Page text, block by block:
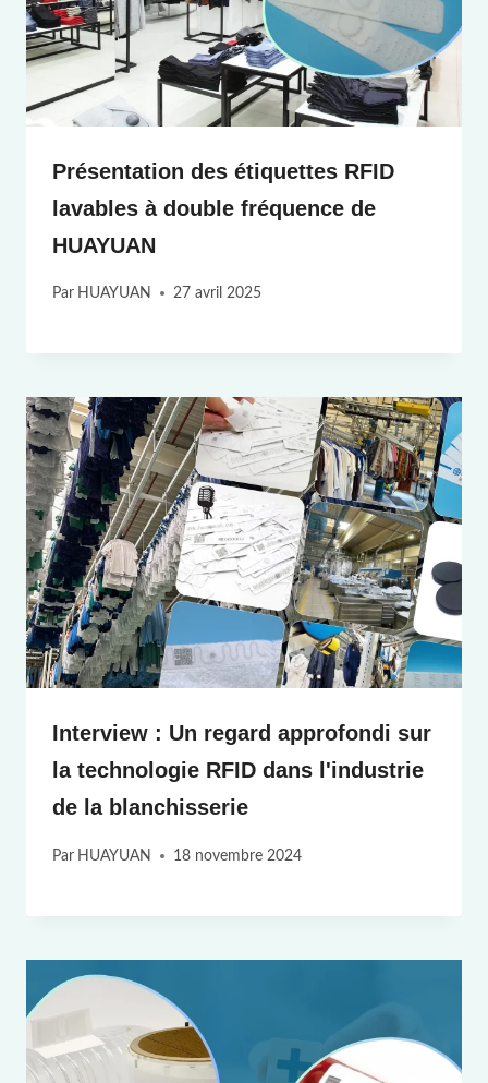
Présentation des étiquettes RFID
lavables à double fréquence de
HUAYUAN
Par HUAYUAN 27 avril 2025
Interview : Un regard approfondi sur
la technologie RFID dans l'industrie
de la blanchisserie
Par HUAYUAN 18 novembre 2024